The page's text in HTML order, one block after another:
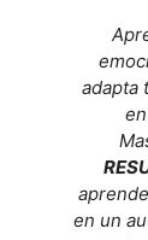
adapta
en un